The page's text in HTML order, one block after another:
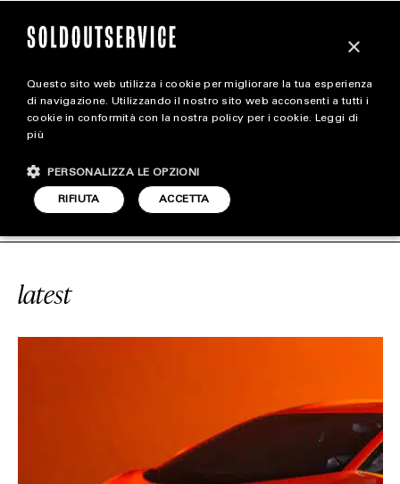
magazine
STYLE
FOOTWEAR
AVENTADOR
latest
×
Questo sito web utilizza i cookie per migliorare la tua esperienza
di navigazione. Utilizzando il nostro sito web acconsenti a tutti i
cookie in conformità con la nostra policy per i cookie. Leggi di
più
ACCETTA
RIFIUTA
PERSONALIZZA LE OPZIONI